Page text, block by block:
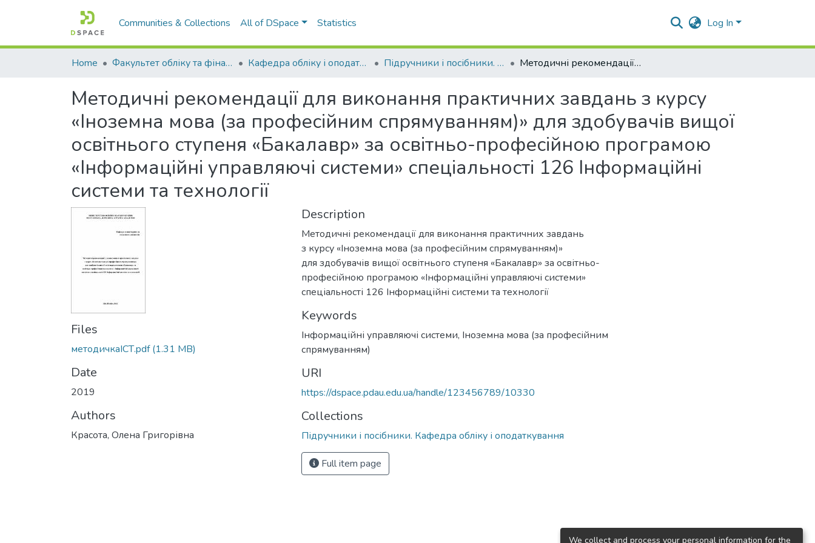
Communities & Collections All of DSpace Statistics Log In
Home Факультет обліку та фінансів Кафедра обліку і оподаткування Підручники і посібники. Кафедра обліку і оподаткування Методичні рекомендації для виконання практичних завдань з курсу «Іноземна мова (за професійним спрямуванням)» для здобувачів вищої освітнього ступеня «Бакалавр» за освітньо-професійною програмою «Інформаційні управляючі системи» спеціальності 126 Інформаційні системи та технології
Методичні рекомендації для виконання практичних завдань з курсу
«Іноземна мова (за професійним спрямуванням)» для здобувачів вищої
освітнього ступеня «Бакалавр» за освітньо-професійною програмою
«Інформаційні управляючі системи» спеціальності 126 Інформаційні
системи та технології
Files
методичкаІСТ.pdf(1.31 MB)
Date
2019
Authors
Красота, Олена Григорівна
Description
Методичні рекомендації для виконання практичних завдань
з курсу «Іноземна мова (за професійним спрямуванням)»
для здобувачів вищої освітнього ступеня «Бакалавр» за освітньо-
професійною програмою «Інформаційні управляючі системи»
спеціальності 126 Інформаційні системи та технології
Keywords
Інформаційні управляючі системи, Іноземна мова (за професійним
спрямуванням)
URI
https://dspace.pdau.edu.ua/handle/123456789/10330
Collections
Підручники і посібники. Кафедра обліку і оподаткування
Full item page
We collect and process your personal information for the